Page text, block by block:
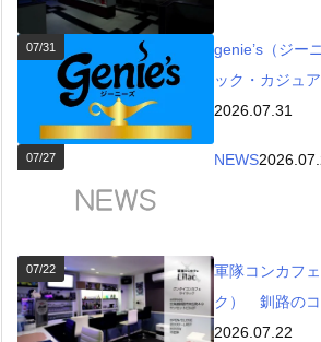
07/31
genie’s（ジー
ック・カジュ
2026.07.31
07/27 NEWS
07/22
軍隊コンカフ
ク） 釧路のコ
2026.07.22